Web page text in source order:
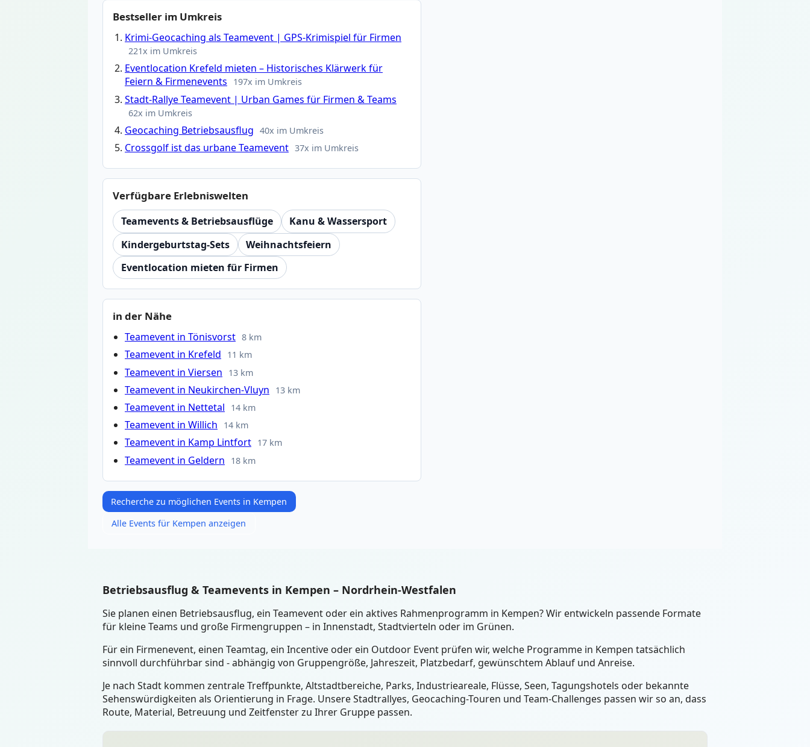
Bestseller im Umkreis
Krimi-Geocaching als Teamevent | GPS-Krimispiel für Firmen
221x im Umkreis
Eventlocation Krefeld mieten – Historisches Klärwerk für
Feiern & Firmenevents
197x im Umkreis
Stadt-Rallye Teamevent | Urban Games für Firmen & Teams
62x im Umkreis
Geocaching Betriebsausflug 40x im Umkreis
Crossgolf ist das urbane Teamevent 37x im Umkreis
Verfügbare Erlebniswelten
Teamevents & Betriebsausflüge
Kanu & Wassersport
Kindergeburtstag-Sets
Weihnachtsfeiern
Eventlocation mieten für Firmen
in der Nähe
Teamevent in Tönisvorst 8 km
Teamevent in Krefeld 11 km
Teamevent in Viersen 13 km
Teamevent in Neukirchen-Vluyn 13 km
Teamevent in Nettetal 14 km
Teamevent in Willich 14 km
Teamevent in Kamp Lintfort 17 km
Teamevent in Geldern 18 km
Recherche zu möglichen Events in Kempen
Alle Events für Kempen anzeigen
Betriebsausflug & Teamevents in Kempen – Nordrhein-Westfalen
Sie planen einen Betriebsausflug, ein Teamevent oder ein aktives Rahmenprogramm in Kempen? Wir entwickeln passende Formate
für kleine Teams und große Firmengruppen – in Innenstadt, Stadtvierteln oder im Grünen.
Für ein Firmenevent, einen Teamtag, ein Incentive oder ein Outdoor Event prüfen wir, welche Programme in Kempen tatsächlich
sinnvoll durchführbar sind - abhängig von Gruppengröße, Jahreszeit, Platzbedarf, gewünschtem Ablauf und Anreise.
Je nach Stadt kommen zentrale Treffpunkte, Altstadtbereiche, Parks, Industrieareale, Flüsse, Seen, Tagungshotels oder bekannte
Sehenswürdigkeiten als Orientierung in Frage. Unsere Stadtrallyes, Geocaching-Touren und Team-Challenges passen wir so an, dass
Route, Material, Betreuung und Zeitfenster zu Ihrer Gruppe passen.